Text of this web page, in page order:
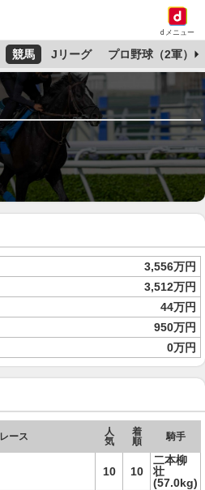
dメニュー
競馬 Jリーグ プロ野球（2軍）
3,556万円
3,512万円
44万円
950万円
0万円
レース
人
気
着
順
騎手
10 10
二本柳
壮
(57.0kg)